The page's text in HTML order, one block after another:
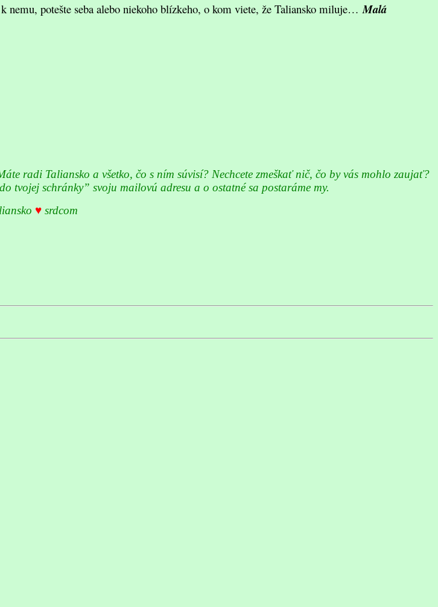
nemu, potešte seba alebo niekoho blízkeho, o kom viete, že Taliansko miluje… Malá
radi Taliansko a všetko, čo s ním súvisí? Nechcete zmeškať nič, čo by vás mohlo zaujať?
tvojej schránky” svoju mailovú adresu a o ostatné sa postaráme my.
♥ srdcom